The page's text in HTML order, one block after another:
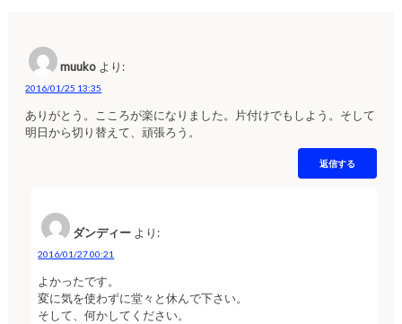
muuko より:
2016/01/25 13:35
ありがとう。こころが楽になりました。片付けでもしよう。そして
明日から切り替えて、頑張ろう。
返信する
ダンディー より:
2016/01/27 00:21
よかったです。
変に気を使わずに堂々と休んで下さい。
そして、何かしてください。